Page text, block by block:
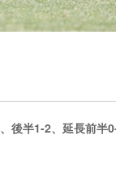
後半1-2、延長前半